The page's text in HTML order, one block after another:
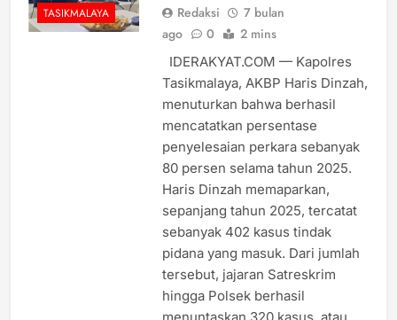
TASIKMALAYA
Redaksi
7 bulan
ago
0 2 mins
IDERAKYAT.COM — Kapolres
Tasikmalaya, AKBP Haris Dinzah,
menuturkan bahwa berhasil
mencatatkan persentase
penyelesaian perkara sebanyak
80 persen selama tahun 2025.
Haris Dinzah memaparkan,
sepanjang tahun 2025, tercatat
sebanyak 402 kasus tindak
pidana yang masuk. Dari jumlah
tersebut, jajaran Satreskrim
hingga Polsek berhasil